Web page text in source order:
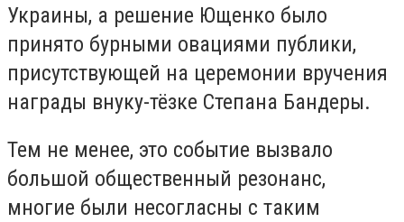
Украины, а решение Ющенко было
принято бурными овациями публики,
присутствующей на церемонии вручения
награды внуку-тёзке Степана Бандеры.
Тем не менее, это событие вызвало
большой общественный резонанс,
многие были несогласны с таким